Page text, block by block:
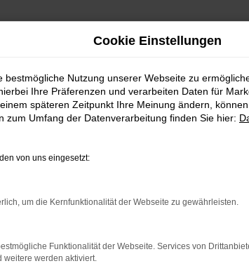
bestimmter Seiten verhindern. Funktioniert
Cookie Einstellungen
bestmögliche Nutzung unserer Webseite zu
Ihre Präferenzen und verarbeiten Daten für
späteren Zeitpunkt Ihre Meinung ändern,
zum Umfang der Datenverarbeitung finden Sie hier:
von uns eingesetzt:
um die Kernfunktionalität der Webseite zu gewährleisten.
Funktionalität der Webseite. Services von
weitere werden aktiviert.